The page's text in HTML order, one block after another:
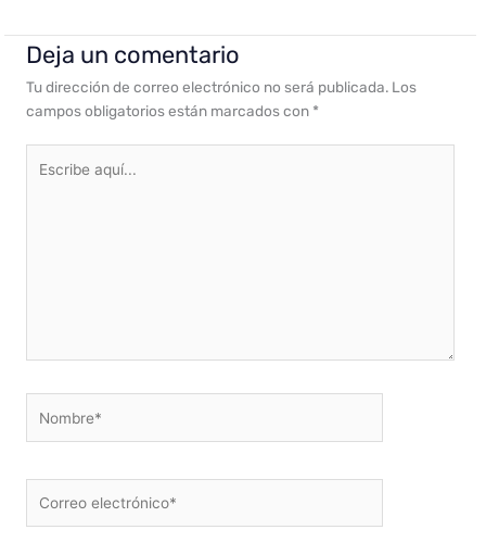
Deja un comentario
Tu dirección de correo electrónico no será publicada. Los
campos obligatorios están marcados con *
aquí...
electrónico*